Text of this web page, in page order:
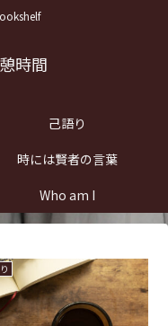
時間
己語り
時には賢者の言葉
Who am I